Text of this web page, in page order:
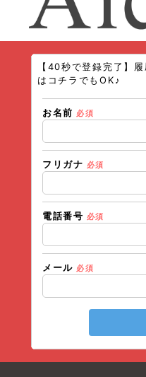
【40秒で登録完了】
はコチラでもOK♪
お名前 必須
フリガナ 必須
電話番号 必須
メール 必須